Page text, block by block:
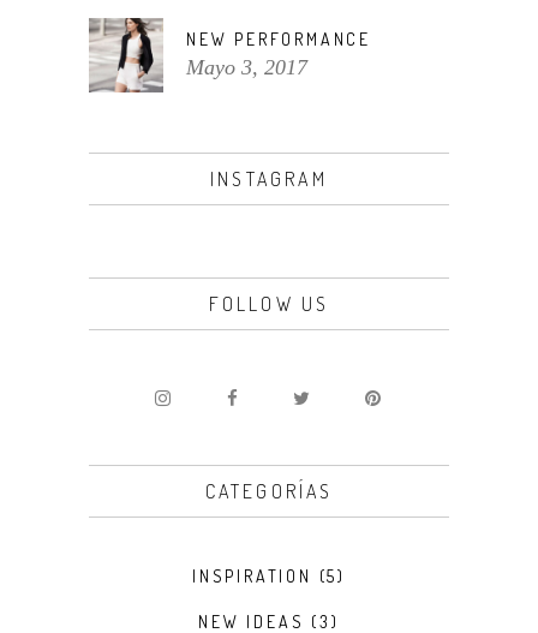
NEW PERFORMANCE
Mayo 3, 2017
INSTAGRAM
FOLLOW US
CATEGORÍAS
INSPIRATION (5)
NEW IDEAS (3)